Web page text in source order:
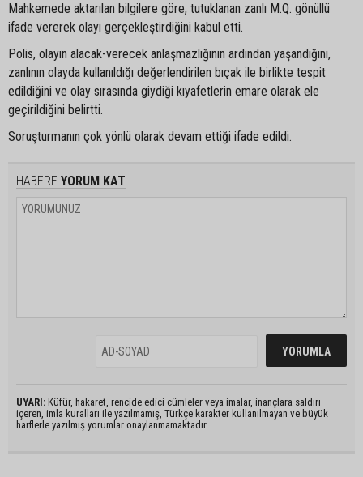
Mahkemede aktarılan bilgilere göre, tutuklanan zanlı M.Q. gönüllü
ifade vererek olayı gerçekleştirdiğini kabul etti.
Polis, olayın alacak-verecek anlaşmazlığının ardından yaşandığını,
zanlının olayda kullanıldığı değerlendirilen bıçak ile birlikte tespit
edildiğini ve olay sırasında giydiği kıyafetlerin emare olarak ele
geçirildiğini belirtti.
Soruşturmanın çok yönlü olarak devam ettiği ifade edildi.
HABERE YORUM KAT
UYARI: Küfür, hakaret, rencide edici cümleler veya imalar, inançlara saldırı
içeren, imla kuralları ile yazılmamış, Türkçe karakter kullanılmayan ve büyük
harflerle yazılmış yorumlar onaylanmamaktadır.